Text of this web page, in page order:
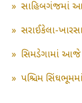
» સાહિબગંજમાં
» સરાઈકેલા-
» સિમડેગામાં આજે
» પશ્ચિમ